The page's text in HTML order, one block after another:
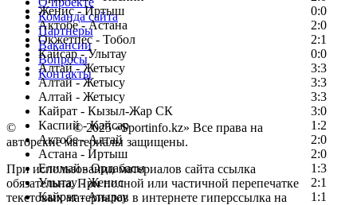
Женис - Иртыш
0:0
Актобе - Астана
2:0
Окжетпес - Тобол
2:1
Кайсар - Улытау
0:0
Алтай - Жетысу
3:3
Алтай - Жетысу
3:3
Алтай - Жетысу
3:3
Кайрат - Кызыл-Жар СК
3:0
Каспий - Кайсар
1:2
Актобе - Алтай
2:0
Астана - Иртыш
2:0
Елимай - Ордабасы
1:3
Улытау - Женис
2:1
Кайрат - Атырау
1:1
Команда сайта
Партнеры
Вакансии
Вопросы
Контакты
© Copyright© 2025 «Sportinfo.kz» Все права на
авторские материалы защищены.
При использовании материалов сайта ссылка
обязательна. При полной или частичной перепечатке
текстовых материалов в интернете гиперссылка на